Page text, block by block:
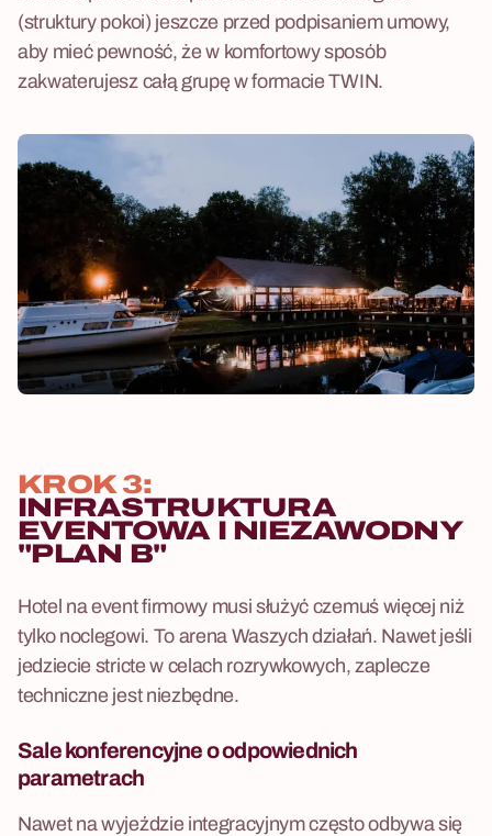
(struktury pokoi) jeszcze przed podpisaniem umowy,
aby mieć pewność, że w komfortowy sposób
zakwaterujesz całą grupę w formacie TWIN.
KROK 3:
INFRASTRUKTURA
EVENTOWA I NIEZAWODNY
"PLAN B"
Hotel na event firmowy musi służyć czemuś więcej niż
tylko noclegowi. To arena Waszych działań. Nawet jeśli
jedziecie stricte w celach rozrywkowych, zaplecze
techniczne jest niezbędne.
Sale konferencyjneo odpowiednich
parametrach
Nawet na wyjeździe integracyjnym często odbywa się